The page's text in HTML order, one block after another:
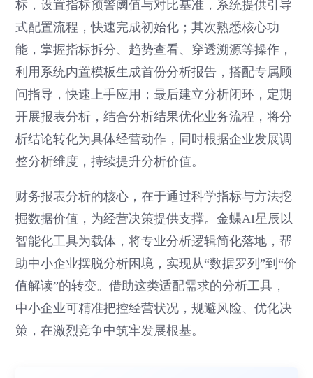
标，设置指标预警阈值与对比基准，系统提供引导
式配置流程，快速完成初始化；其次熟悉核心功
能，掌握指标拆分、趋势查看、穿透溯源等操作，
利用系统内置模板生成首份分析报告，搭配专属顾
问指导，快速上手应用；最后建立分析闭环，定期
开展报表分析，结合分析结果优化业务流程，将分
析结论转化为具体经营动作，同时根据企业发展调
整分析维度，持续提升分析价值。
财务报表分析的核心，在于通过科学指标与方法挖
掘数据价值，为经营决策提供支撑。金蝶AI星辰以
智能化工具为载体，将专业分析逻辑简化落地，帮
助中小企业摆脱分析困境，实现从“数据罗列”到“价
值解读”的转变。借助这类适配需求的分析工具，
中小企业可精准把控经营状况，规避风险、优化决
策，在激烈竞争中筑牢发展根基。